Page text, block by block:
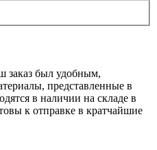
заказ был удобным,
представленные в
в наличии на складе в
к отправке в кратчайшие